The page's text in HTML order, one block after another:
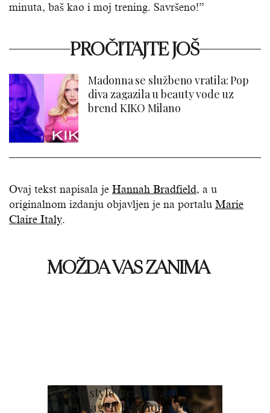
minuta, baš kao i moj trening. Savršeno!”
PROČITAJTE JOŠ
Madonna se službeno vratila: Pop
diva zagazila u beauty vode uz
brend KIKO Milano
Ovaj tekst napisala je Hannah Bradfield, a u
originalnom izdanju objavljen je na portalu Marie
Claire Italy.
MOŽDA VAS ZANIMA
5 street style trendova s
Copenhagen Fashion weeka